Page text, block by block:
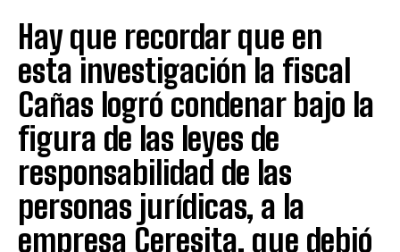
Hay que recordar que en
esta investigación la fiscal
Cañas logró condenar bajo la
figura de las leyes de
responsabilidad de las
personas jurídicas, a la
empresa Ceresita, que debió